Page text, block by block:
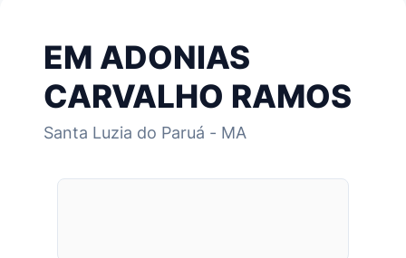
EM ADONIAS
CARVALHO RAMOS
Santa Luzia do Paruá - MA